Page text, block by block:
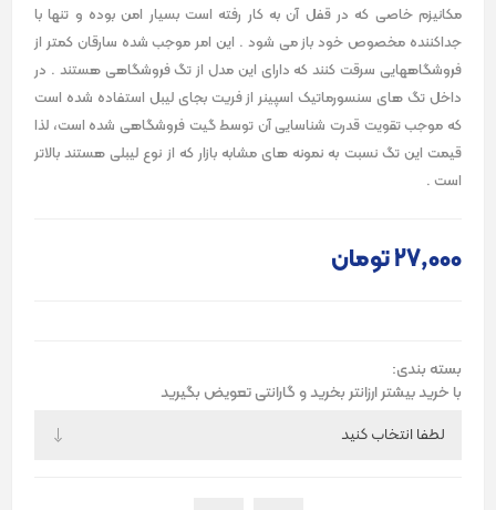
مکانیزم خاصی که در قفل آن به کار رفته است بسیار امن بوده و تنها با
جداکننده مخصوص خود باز می شود . این امر موجب شده سارقان کمتر از
فروشگاههایی سرقت کنند که دارای این مدل از تگ فروشگاهی هستند . در
داخل تگ های سنسورماتیک اسپینر از فریت بجای لیبل استفاده شده است
که موجب تقویت قدرت شناسایی آن توسط گیت فروشگاهی شده است، لذا
قیمت این تگ نسبت به نمونه های مشابه بازار که از نوع لیبلی هستند بالاتر
است .
27٬000 تومان
بسته بندی:
با خرید بیشتر ارزانتر بخرید و گارانتی تعویض بگیرید